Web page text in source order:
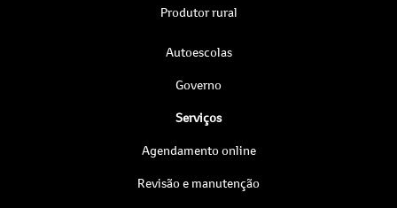
Produtor rural
Autoescolas
Governo
Serviços
Agendamento online
Revisão e manutenção